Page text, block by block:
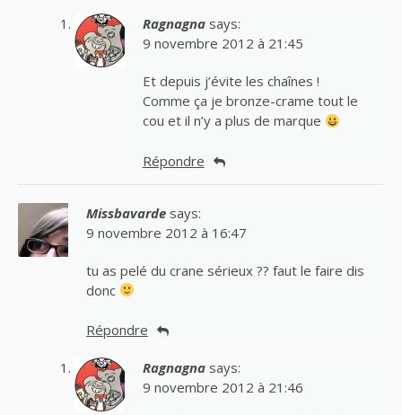
Ragnagna says:
9 novembre 2012 à 21:45
Et depuis j’évite les chaînes !
Comme ça je bronze-crame tout le
cou et il n’y a plus de marque
Répondre
Missbavarde says:
9 novembre 2012 à 16:47
tu as pelé du crane sérieux ?? faut le faire dis
donc
Répondre
Ragnagna says:
9 novembre 2012 à 21:46